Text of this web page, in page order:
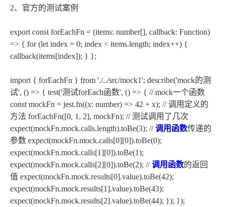
2、官方的测试案例
export const forEachFn = (items: number[], callback: Function)
=> { for (let index = 0; index < items.length; index++) {
callback(items[index]); } };
import { forEachFn } from './../src/mock1'; describe('mock的测
试', () => { test('测试forEach函数', () => { // mock一个函数
const mockFn = jest.fn((x: number) => 42 + x); // 调用定义的
方法 forEachFn([0, 1, 2], mockFn); // 测试调用了几次
expect(mockFn.mock.calls.length).toBe(3); //调用函数传递的
参数 expect(mockFn.mock.calls[0][0]).toBe(0);
expect(mockFn.mock.calls[1][0]).toBe(1);
expect(mockFn.mock.calls[2][0]).toBe(2); //调用函数的返回
值 expect(mockFn.mock.results[0].value).toBe(42);
expect(mockFn.mock.results[1].value).toBe(43);
expect(mockFn.mock.results[2].value).toBe(44); }); });